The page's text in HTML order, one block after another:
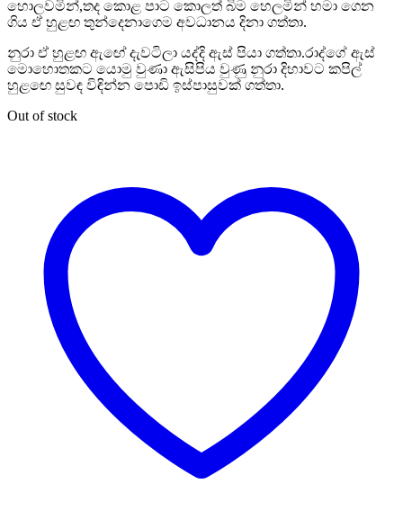
හොලවමින්,තද කොළ පාට කොලත් බිම හෙලමින් හමා ගෙන
ගිය ඒ හුළඟ තුන්දෙනාගෙම අවධානය දිනා ගත්තා.
නුරා ඒ හුළඟ ඇඟේ දැවටිලා යද්දි ඇස් පියා ගත්තා.රාද්ගේ ඇස්
මොහොතකට යොමු වුණා ඇසිපිය වුණු නුරා දිහාවට කපිල්
හුළඟෙ සුවඳ විඳින්න පොඩි ඉස්පාසුවක් ගත්තා.
Out of stock